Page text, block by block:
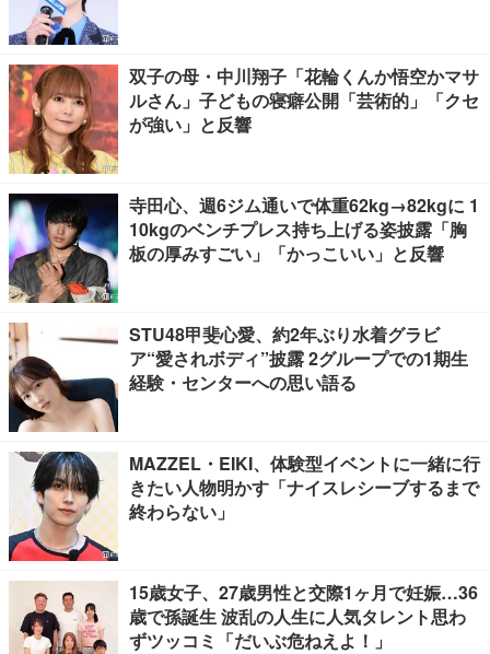
双子の母・中川翔子「花輪くんか悟空かマサ
ルさん」子どもの寝癖公開「芸術的」「クセ
が強い」と反響
寺田心、週6ジム通いで体重62kg→82kgに 1
10kgのベンチプレス持ち上げる姿披露「胸
板の厚みすごい」「かっこいい」と反響
STU48甲斐心愛、約2年ぶり水着グラビ
ア“愛されボディ”披露 2グループでの1期生
経験・センターへの思い語る
MAZZEL・EIKI、体験型イベントに一緒に行
きたい人物明かす「ナイスレシーブするまで
終わらない」
15歳女子、27歳男性と交際1ヶ月で妊娠…36
歳で孫誕生 波乱の人生に人気タレント思わ
ずツッコミ「だいぶ危ねえよ！」